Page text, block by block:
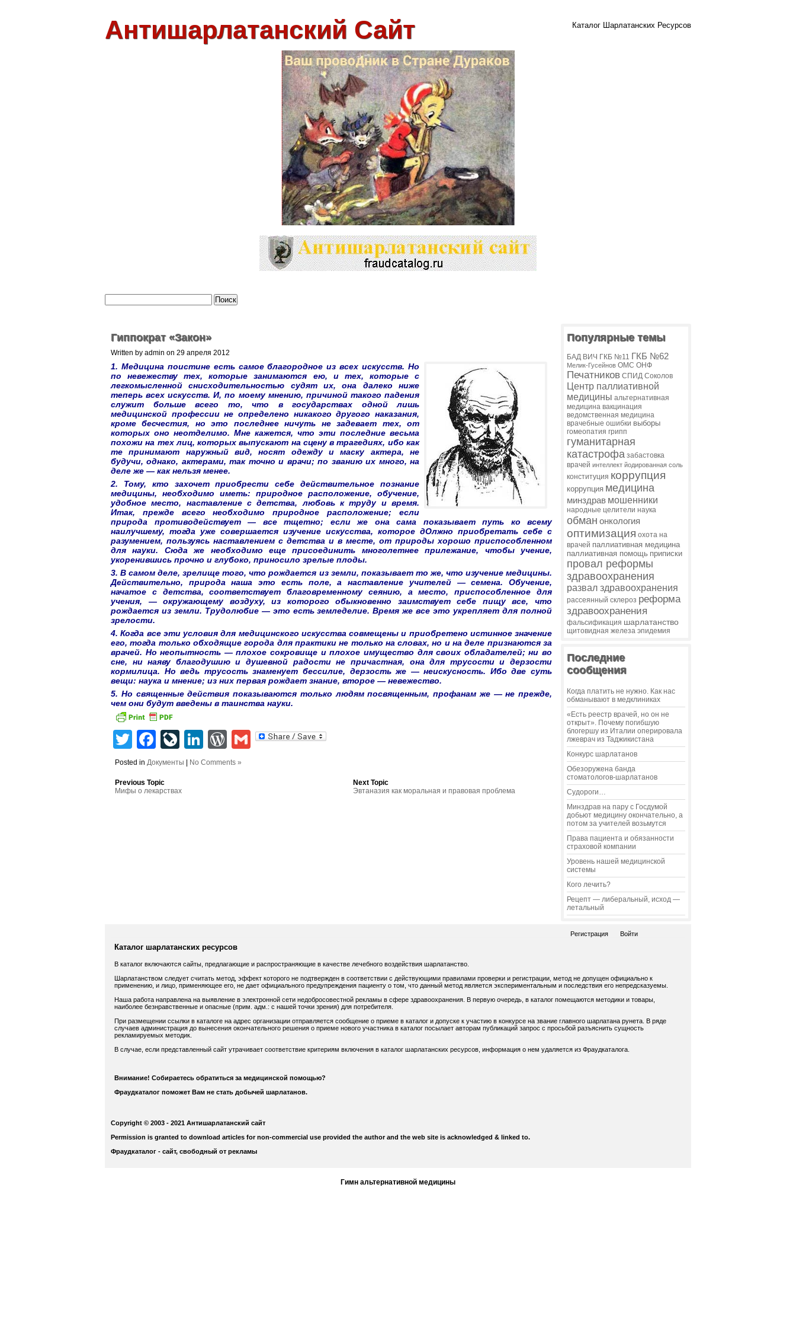
Антишарлатанский Сайт Каталог Шарлатанских Ресурсов
Гиппократ «Закон»
Written by admin on 29 апреля 2012
1. Медицина поистине есть самое благородное из всех искусств. Но
по невежеству тех, которые занимаются ею, и тех, которые с
легкомысленной снисходительностью судят их, она далеко ниже
теперь всех искусств. И, по моему мнению, причиной такого падения
служит больше всего то, что в государствах одной лишь
медицинской профессии не определено никакого другого наказания,
кроме бесчестия, но это последнее ничуть не задевает тех, от
которых оно неотделимо. Мне кажется, что эти последние весьма
похожи на тех лиц, которых выпускают на сцену в трагедиях, ибо как
те принимают наружный вид, носят одежду и маску актера, не
будучи, однако, актерами, так точно и врачи; по званию их много, на
деле же — как нельзя менее.
2. Тому, кто захочет приобрести себе действительное познание
медицины, необходимо иметь: природное расположение, обучение,
удобное место, наставление с детства, любовь к труду и время.
Итак, прежде всего необходимо природное расположение; если
природа противодействует — все тщетно; если же она сама показывает путь ко всему
наилучшему, тогда уже совершается изучение искусства, которое дОлжно приобретать себе с
разумением, пользуясь наставлением с детства и в месте, от природы хорошо приспособленном
для науки. Сюда же необходимо еще присоединить многолетнее прилежание, чтобы учение,
укоренившись прочно и глубоко, приносило зрелые плоды.
3. В самом деле, зрелище того, что рождается из земли, показывает то же, что изучение медицины.
Действительно, природа наша это есть поле, а наставление учителей — семена. Обучение,
начатое с детства, соответствует благовременному сеянию, а место, приспособленное для
учения, — окружающему воздуху, из которого обыкновенно заимствует себе пищу все, что
рождается из земли. Трудолюбие — это есть земледелие. Время же все это укрепляет для полной
зрелости.
4. Когда все эти условия для медицинского искусства совмещены и приобретено истинное значение
его, тогда только обходящие города для практики не только на словах, но и на деле признаются за
врачей. Но неопытность — плохое сокровище и плохое имущество для своих обладателей; ни во
сне, ни наяву благодушию и душевной радости не причастная, она для трусости и дерзости
кормилица. Но ведь трусость знаменует бессилие, дерзость же — неискусность. Ибо две суть
вещи: наука и мнение; из них первая рождает знание, второе — невежество.
5. Но священные действия показываются только людям посвященным, профанам же — не прежде,
чем они будут введены в таинства науки.
TwitterFacebook
LiveJournal
LinkedIn
WordPress
Gmail
Posted inДокументы No Comments »
Previous Topic
Мифы о лекарствах
Next Topic
Эвтаназия как моральная и правовая проблема
Популярные темы
БАД ВИЧ ГКБ №11 ГКБ №62
Мелик-Гусейнов ОМС ОНФ
Печатников СПИД Соколов
Центр паллиативной
медицины альтернативная
медицина вакцинация
ведомственная медицина
врачебные ошибки выборы
гомеопатия грипп
гуманитарная
катастрофа забастовка
врачей интеллект йодированная соль
конституция коррупция
коррупция медицина
минздрав мошенники
народные целители наука
обман онкология
оптимизация охота на
врачей паллиативная медицина
паллиативная помощь приписки
провал реформы
здравоохранения
развал здравоохранения
рассеянный склероз реформа
здравоохранения
фальсификация шарлатанство
щитовидная железа эпидемия
Последние
сообщения
Когда платить не нужно. Как нас
обманывают в медклиниках
«Есть реестр врачей, но он не
открыт». Почему погибшую
блогершу из Италии оперировала
лжеврач из Таджикистана
Конкурс шарлатанов
Обезоружена банда
стоматологов-шарлатанов
Судороги…
Минздрав на пару с Госдумой
добьют медицину окончательно, а
потом за учителей возьмутся
Права пациента и обязанности
страховой компании
Уровень нашей медицинской
системы
Кого лечить?
Рецепт — либеральный, исход —
летальный
Регистрация Войти
Каталог шарлатанских ресурсов
В каталог включаются сайты, предлагающие и распространяющие в качестве лечебного воздействия шарлатанство.
Шарлатанством следует считать метод, эффект которого не подтвержден в соответствии с действующими правилами проверки и регистрации, метод не допущен официально к
применению, и лицо, применяющее его, не дает официального предупреждения пациенту о том, что данный метод является экспериментальным и последствия его непредсказуемы.
Наша работа направлена на выявление в электронной сети недобросовестной рекламы в сфере здравоохранения. В первую очередь, в каталог помещаются методики и товары,
наиболее безнравственные и опасные (прим. адм.: с нашей точки зрения) для потребителя.
При размещении ссылки в каталоге на адрес организации отправляется сообщение о приеме в каталог и допуске к участию в конкурсе на звание главного шарлатана рунета. В ряде
случаев администрация до вынесения окончательного решения о приеме нового участника в каталог посылает авторам публикаций запрос с просьбой разъяснить сущность
рекламируемых методик.
В случае, если представленный сайт утрачивает соответствие критериям включения в каталог шарлатанских ресурсов, информация о нем удаляется из Фраудкаталога.
Внимание! Собираетесь обратиться за медицинской помощью?
Фраудкаталог поможет Вам не стать добычей шарлатанов.
Copyright © 2003 - 2021 Антишарлатанский сайт
Permission is granted to download articles for non-commercial use provided the author and the web site is acknowledged & linked to.
Фраудкаталог - сайт, свободный от рекламы
Гимн альтернативной медицины